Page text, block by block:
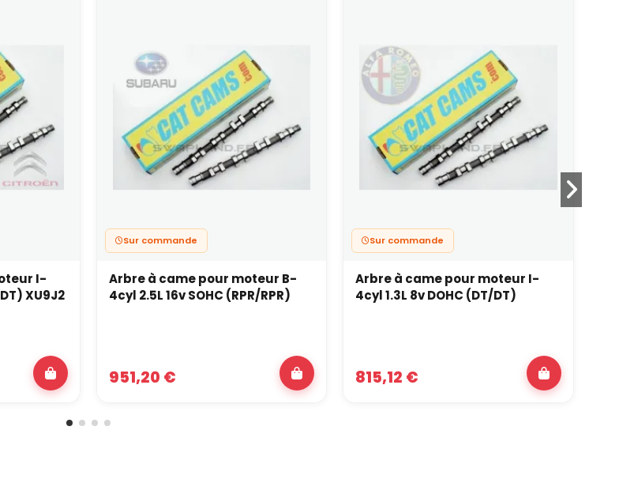
I-
XU9J2
Sur commande
Arbre à came pour moteur B-
4cyl 2.5L 16v SOHC (RPR/RPR)
951,20 €
Sur commande
Arbre à came pour moteur I-
4cyl 1.3L 8v DOHC (DT/DT)
815,12 €